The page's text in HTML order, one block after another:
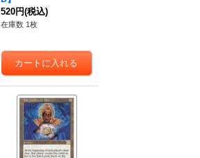
520円(税込)
在庫数 1枚